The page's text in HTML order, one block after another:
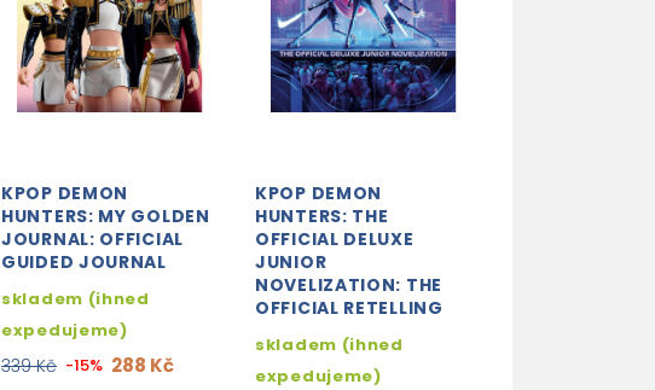
KPOP DEMON
HUNTERS: MY GOLDEN
JOURNAL: OFFICIAL
GUIDED JOURNAL
skladem (ihned
expedujeme)
339 Kč -15% 288 Kč
KPOP DEMON
HUNTERS: THE
OFFICIAL DELUXE
JUNIOR
NOVELIZATION: THE
OFFICIAL RETELLING
skladem (ihned
expedujeme)